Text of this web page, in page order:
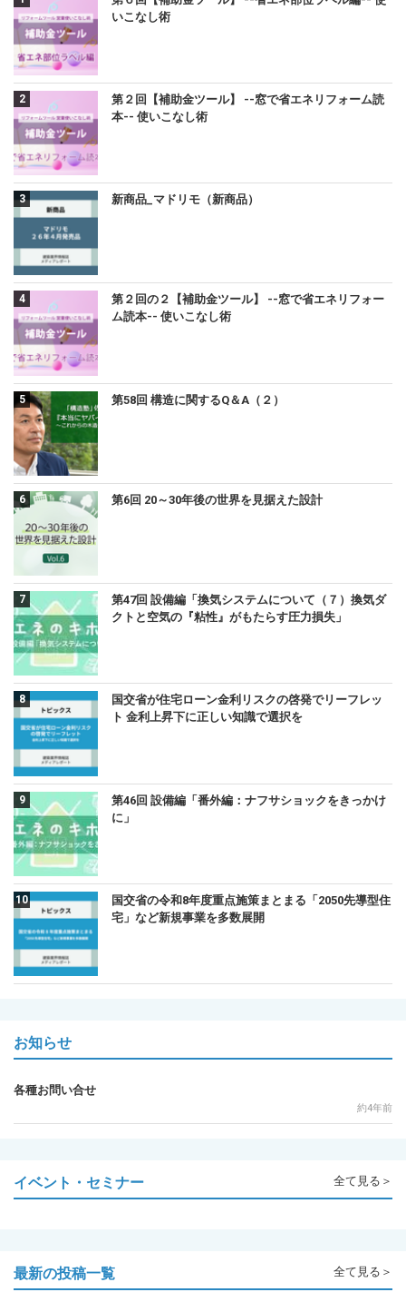
いこなし術
第２回【補助金ツール】 --窓で省エネリフォーム読
本-- 使いこなし術
新商品_マドリモ（新商品）
第２回の２【補助金ツール】 --窓で省エネリフォー
ム読本-- 使いこなし術
第58回 構造に関するQ＆A（２）
第6回 20～30年後の世界を見据えた設計
第47回 設備編「換気システムについて（７）換気ダ
クトと空気の『粘性』がもたらす圧力損失」
国交省が住宅ローン金利リスクの啓発でリーフレッ
ト 金利上昇下に正しい知識で選択を
第46回 設備編「番外編：ナフサショックをきっかけ
に」
国交省の令和8年度重点施策まとまる「2050先導型住
宅」など新規事業を多数展開
お知らせ
各種お問い合せ
約4年前
イベント・セミナー 全て見る＞
最新の投稿一覧 全て見る＞